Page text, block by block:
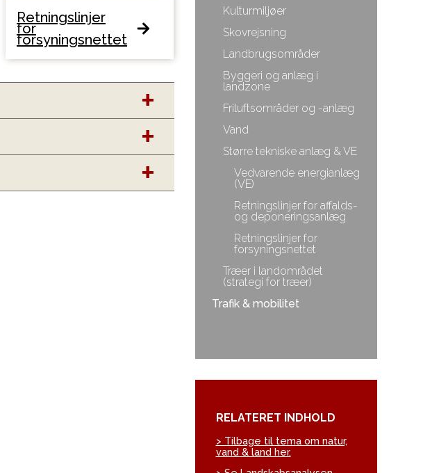
Retningslinjer
for
forsyningsnettet
Kulturmiljøer
Skovrejsning
Landbrugsområder
Byggeri og anlæg i
landzone
Friluftsområder og -anlæg
Vand
Større tekniske anlæg & VE
Vedvarende energianlæg
(VE)
Retningslinjer for affalds-
og deponeringsanlæg
Retningslinjer for
forsyningsnettet
Træer i landområdet
(strategi for træer)
Trafik & mobilitet
RELATERET INDHOLD
> Tilbage til tema om natur,
vand & land her.